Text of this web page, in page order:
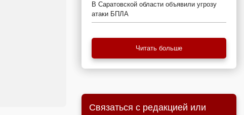
В Саратовской области объявили угрозу
атаки БПЛА
Читать больше
Связаться с редакцией или